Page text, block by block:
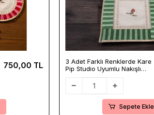
750,00 TL
3 Adet Farklı Renklerde Kare
Pip Studio Uyumlu Nakışlı
Love Bird Detaylı Kokteyl
Sunum Peçetesi
Sepete Ekle